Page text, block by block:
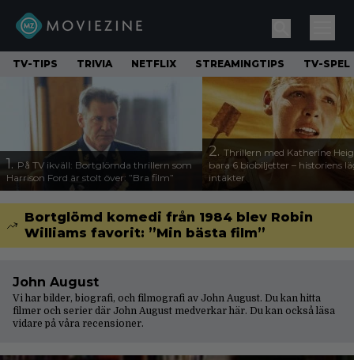
TV-TIPS TRIVIA NETFLIX STREAMINGTIPS TV-SPEL
1. På TV ikväll: Bortglömda thrillern som
Harrison Ford är stolt över: ”Bra film”
2. Thrillern med Katherine
bara 6 biobiljetter – historiens
intäkter
Bortglömd komedi från 1984 blev Robin
Williams favorit: ”Min bästa film”
John August
Vi har bilder, biografi, och filmografi av John August. Du kan hitta
filmer och serier där John August medverkar här. Du kan också läsa
vidare på våra recensioner.